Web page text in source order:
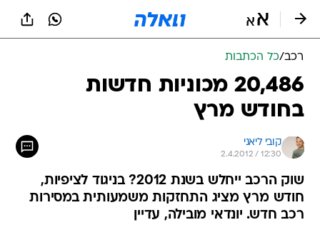
רכב/כל הכתבות
20,486 מכוניות חדשות
בחודש מרץ
קובי ליאני
2.4.2012 / 12:30
שוק הרכב ייחלש בשנת 2012? בניגוד לציפיות,
חודש מרץ מציג התחזקות משמעותית במסירות
רכב חדש. יונדאי מובילה, עדיין